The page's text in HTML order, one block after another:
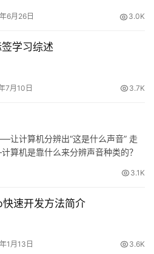
6月26日 3.0K
学习综述
7月10日 3.7K
让计算机分辨出“这是什么声音” 走
算机是靠什么来分辨声音种类的？
3.1K
快速开发方法简介
1月13日 3.6K